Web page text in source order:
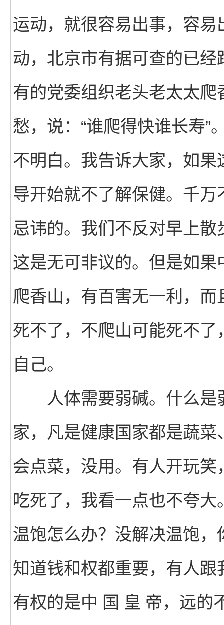
运动，就很容易出事，容
动，北京市有据可查的已
有的党委组织老头老太太
愁，说：“谁爬得快谁长寿
不明白。我告诉大家，如
导开始就不了解保健。千
忌讳的。我们不反对早上
这是无可非议的。但是如
爬香山，有百害无一利，
死不了，不爬山可能死不
自己。
人体需要弱碱。什么是
家，凡是健康国家都是蔬
会点菜，没用。有人开玩
吃死了，我看一点也不夸
温饱怎么办？没解决温饱
知道钱和权都重要，有人跟
有权的是中 国 皇 帝，远的